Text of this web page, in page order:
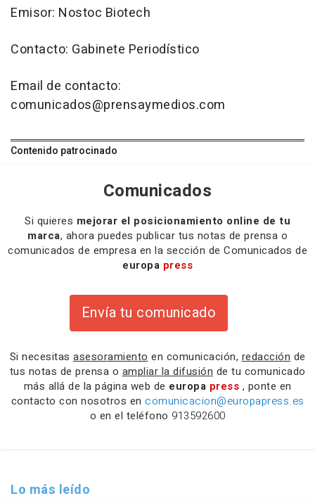
Emisor: Nostoc Biotech
Contacto: Gabinete Periodístico
Email de contacto:
comunicados@prensaymedios.com
Contenido patrocinado
Comunicados
Si quieres mejorar el posicionamiento online de tu
marca, ahora puedes publicar tus notas de prensa o
comunicados de empresa en la sección de Comunicados de
europa press
Envía tu comunicado
Si necesitas asesoramiento en comunicación, redacción de
tus notas de prensa o ampliar la difusión de tu comunicado
más allá de la página web de europa press , ponte en
contacto con nosotros en comunicacion@europapress.es
o en el teléfono 913592600
Lo más leído